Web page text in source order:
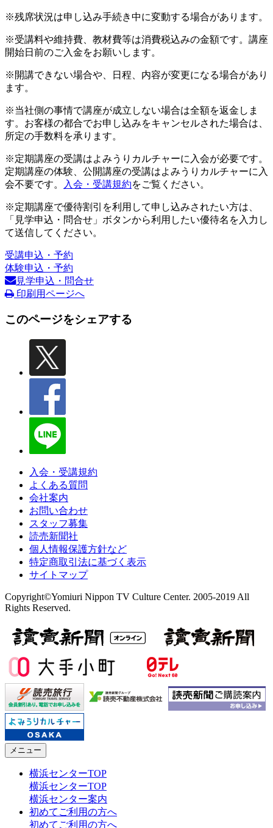
※残席状況は申し込み手続き中に変動する場合があります。
※受講料や維持費、教材費等は消費税込みの金額です。講座
開始日前のご入金をお願いします。
※開講できない場合や、日程、内容が変更になる場合があり
ます。
※当社側の事情で講座が成立しない場合は全額を返金しま
す。お客様の都合でお申し込みをキャンセルされた場合は、
所定の手数料を承ります。
※定期講座の受講はよみうりカルチャーに入会が必要です。
定期講座の体験、公開講座の受講はよみうりカルチャーに入
会不要です。
入会・受講規約をご覧ください。
※定期講座で優待割引を利用して申し込みされたい方は、
「見学申込・問合せ」ボタンから利用したい優待名を入力し
て送信してください。
受講申込・予約
体験申込・予約
見学申込・問合せ
印刷用ページへ
このページをシェアする
入会・受講規約
よくある質問
会社案内
お問い合わせ
スタッフ募集
読売新聞社
個人情報保護方針など
特定商取引法に基づく表示
サイトマップ
Copyright©Yomiuri Nippon TV Culture Center. 2005-2019 All
Rights Reserved.
メニュー
横浜センターTOP
横浜センターTOP
横浜センター案内
初めてご利用の方へ
初めてご利用の方へ